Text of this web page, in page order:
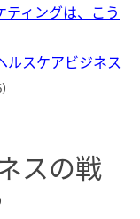
ィングは、こう
ルスケアビジネス
スの戦